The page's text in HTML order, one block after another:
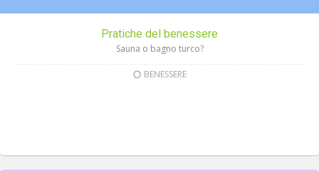
Pratiche del benessere
Sauna o bagno turco?
BENESSERE